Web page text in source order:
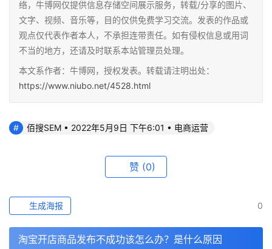
络，牛博网仅提供信息存储空间展示服务，转载/分享的图片、
文字、视频、音乐等，目的仅供免费学习交流。发表的作品或
观点仅代表作者本人，不承担连带责任。如有侵权信息或用词
不当的地方，还请及时联系本站管理员处理。
本文系作者：牛博网，授权发表。转载请注明出处：
https://www.niubo.net/4528.html
佰搜SEM • 2022年5月9日 下午6:01 • 电商运营
赞 (0)
0
生成海报
淘宝开店商品发布不成功该怎么办？是什么原因